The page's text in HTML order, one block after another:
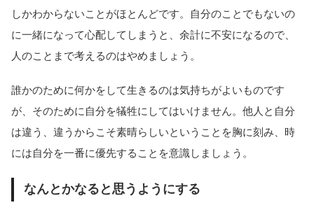
しかわからないことがほとんどです。自分のことでもないの
に一緒になって心配してしまうと、余計に不安になるので、
人のことまで考えるのはやめましょう。
誰かのために何かをして生きるのは気持ちがよいものです
が、そのために自分を犠牲にしてはいけません。他人と自分
は違う、違うからこそ素晴らしいということを胸に刻み、時
には自分を一番に優先することを意識しましょう。
なんとかなると思うようにする